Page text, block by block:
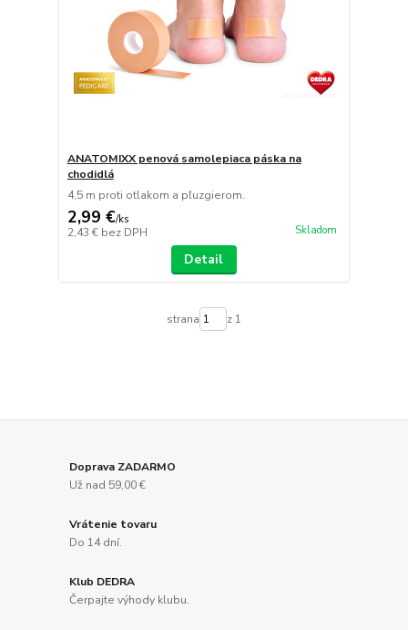
ANATOMIXX penová samolepiaca páska na
chodidlá
4,5 m proti otlakom a pľuzgierom.
2,99 €/ks
2,43 € bez DPH Skladom
Detail
strana z 1
Doprava ZADARMO
Už nad 59,00 €
Vrátenie tovaru
Do 14 dní.
Klub DEDRA
Čerpajte výhody klubu.